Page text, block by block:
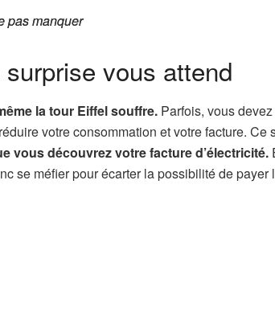
pas manquer
pas manquer
vous attend
la tour Eiffel souffre. Parfois, vous
votre consommation et votre facture. Ce
vous découvrez votre facture d’électricité.
se méfier pour écarter la possibilité de payer